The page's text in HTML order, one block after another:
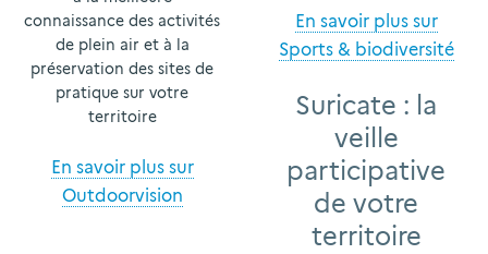
connaissance des activités
de plein air et à la
préservation des sites de
pratique sur votre
territoire
En savoir plus sur
Outdoorvision
En savoir plus sur
Sports & biodiversité
Suricate : la
veille
participative
de votre
territoire